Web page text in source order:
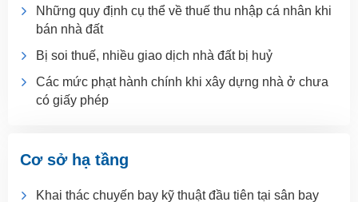
Những quy định cụ thể về thuế thu nhập cá nhân khi
bán nhà đất
Bị soi thuế, nhiều giao dịch nhà đất bị huỷ
Các mức phạt hành chính khi xây dựng nhà ở chưa
có giấy phép
Cơ sở hạ tầng
Khai thác chuyến bay kỹ thuật đầu tiên tại sân bay